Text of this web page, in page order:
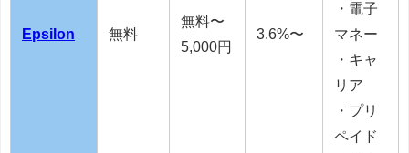
Epsilon 無料
無料〜
5,000円
3.6%〜
・電子
マネー
・キャ
リア
・プリ
ペイド